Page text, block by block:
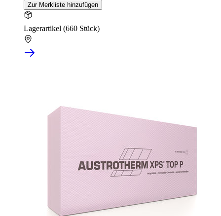
Zur Merkliste hinzufügen
Lagerartikel (660 Stück)